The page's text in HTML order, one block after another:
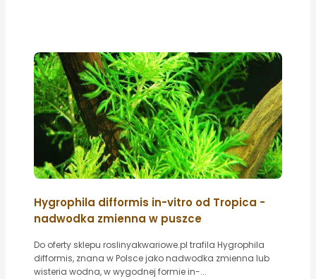
Hygrophila difformis in-vitro od Tropica -
nadwodka zmienna w puszce
Do oferty sklepu roslinyakwariowe.pl trafila Hygrophila
difformis, znana w Polsce jako nadwodka zmienna lub
wisteria wodna, w wygodnej formie in-...